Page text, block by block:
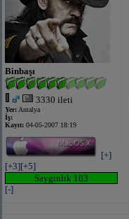
Binbaşı
3330 ileti
Yer: Antalya
İş:
Kayıt: 04-05-2007 18:19
[+]
[+3][+5]
Saygınlık 103
[-]